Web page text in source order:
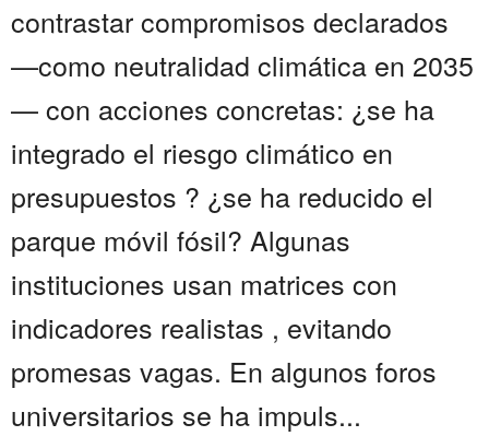
contrastar compromisos declarados
—como neutralidad climática en 2035
— con acciones concretas: ¿se ha
integrado el riesgo climático en
presupuestos ? ¿se ha reducido el
parque móvil fósil? Algunas
instituciones usan matrices con
indicadores realistas , evitando
promesas vagas. En algunos foros
universitarios se ha impuls...